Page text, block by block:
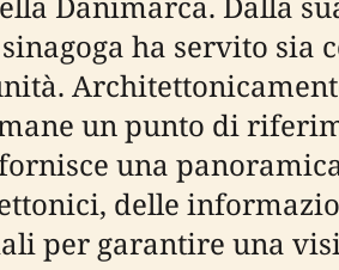
ha servito sia
un punto di
una
delle
per garantire una